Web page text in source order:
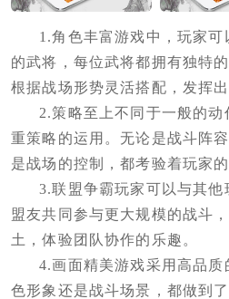
1.角色丰富游戏中，玩家
的武将，每位武将都拥有独特
根据战场形势灵活搭配，发挥出
2.策略至上不同于一般的
重策略的运用。无论是战斗阵
是战场的控制，都考验着玩家
3.联盟争霸玩家可以与其
盟友共同参与更大规模的战斗
土，体验团队协作的乐趣。
4.画面精美游戏采用高品质
色形象还是战斗场景，都做到